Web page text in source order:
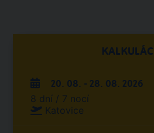
20. 08. - 28. 08. 2026
8 dní / 7 nocí
Katovice